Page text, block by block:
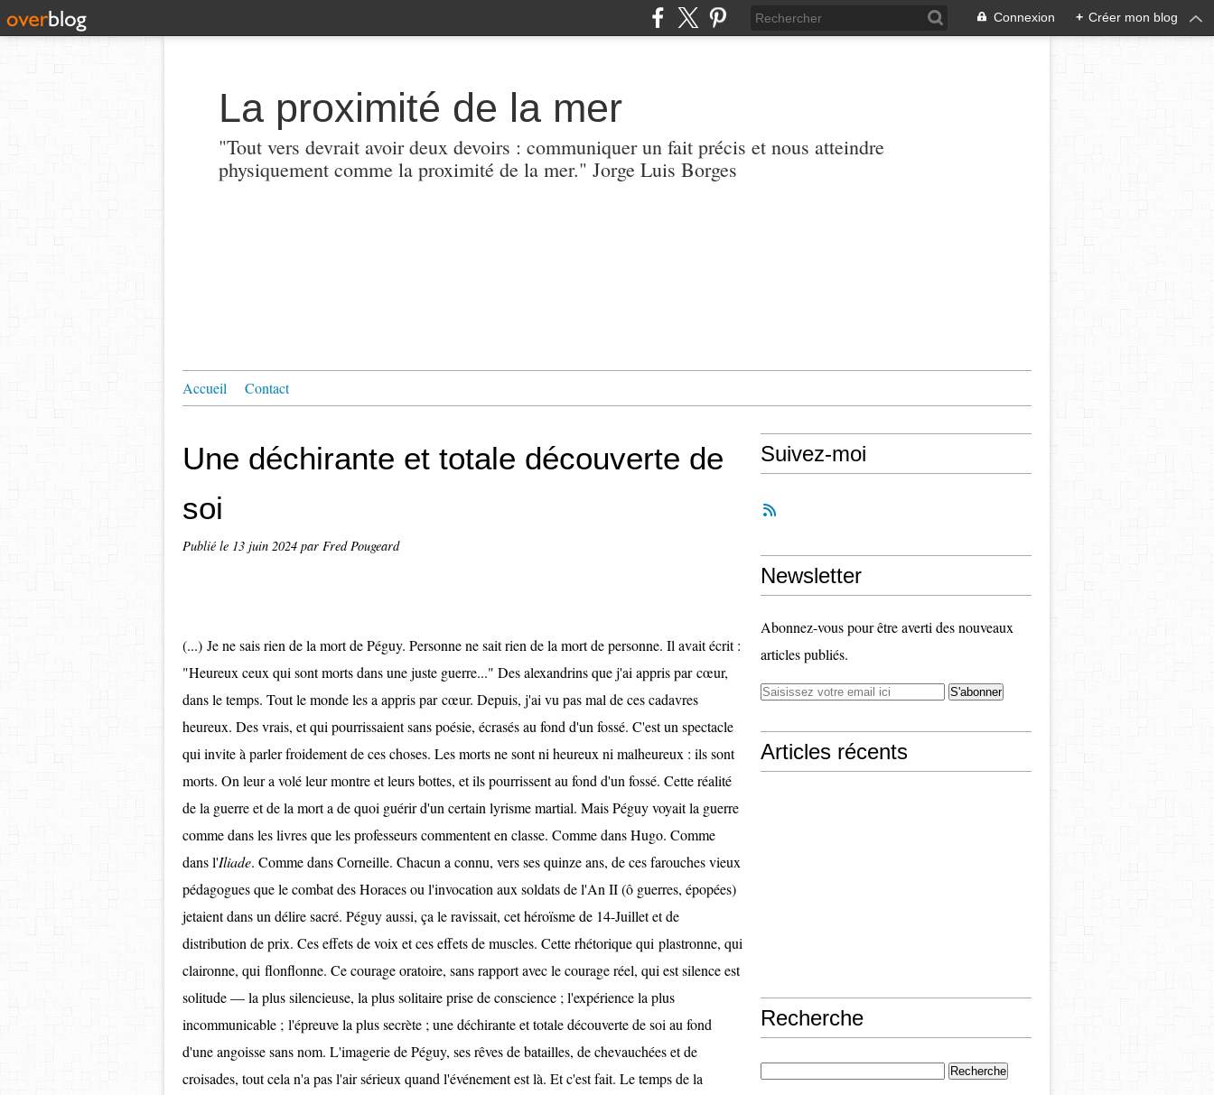
Connexion + Créer mon blog
La proximité de la mer
"Tout vers devrait avoir deux devoirs : communiquer un fait précis et nous atteindre
physiquement comme la proximité de la mer." Jorge Luis Borges
Accueil Contact
Une déchirante et totale découverte de
soi
Publié le 13 juin 2024 par Fred Pougeard
(...) Je ne sais rien de la mort de Péguy. Personne ne sait rien de la mort de personne. Il avait écrit :
"Heureux ceux qui sont morts dans une juste guerre..." Des alexandrins que j'ai appris parcœur,
dans le temps. Tout le monde les a appris par cœur. Depuis, j'ai vu pas mal de ces cadavres
heureux. Des vrais, et qui pourrissaient sans poésie, écrasés au fond d'un fossé. C'est un spectacle
qui invite à parler froidement de ces choses. Les morts ne sont ni heureux ni malheureux : ils sont
morts. On leur a volé leur montre et leurs bottes, et ils pourrissent au fond d'un fossé. Cette réalité
de la guerre et de la mort a de quoi guérir d'un certain lyrisme martial. Mais Péguy voyait la guerre
comme dans les livres que les professeurs commentent en classe. Comme dans Hugo. Comme
dans l'Iliade. Comme dans Corneille. Chacun a connu, vers ses quinze ans, de ces farouches vieux
pédagogues que le combat des Horaces ou l'invocation aux soldats de l'An II (ô guerres, épopées)
jetaient dans un délire sacré. Péguy aussi, ça le ravissait, cet héroïsme de 14-Juillet et de
distribution de prix. Ces effets de voix et ces effets de muscles. Cette rhétorique qui plastronne, qui
claironne, qui flonflonne. Ce courage oratoire, sans rapport avec le courage réel, qui est silence est
solitude — la plus silencieuse, la plus solitaire prise de conscience ; l'expérience la plus
incommunicable ; l'épreuve la plus secrète ; une déchirante et totale découverte de soi au fond
d'une angoisse sans nom. L'imagerie de Péguy, ses rêves de batailles, de chevauchées et de
croisades, tout cela n'a pas l'air sérieux quand l'événement est là. Et c'est fait. Le temps de la
Suivez-moi
Newsletter
Abonnez-vous pour être averti des nouveaux
articles publiés.
Articles récents
Recherche